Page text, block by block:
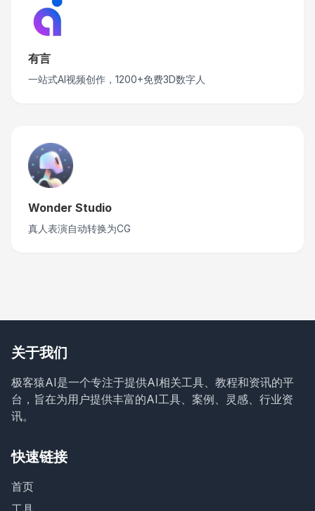
有言
一站式AI视频创作，1200+免费3D数字人
Wonder Studio
真人表演自动转换为CG
关于我们
极客猿AI是一个专注于提供AI相关工具、教程和资讯的平
台，旨在为用户提供丰富的AI工具、案例、灵感、行业资
讯。
快速链接
首页